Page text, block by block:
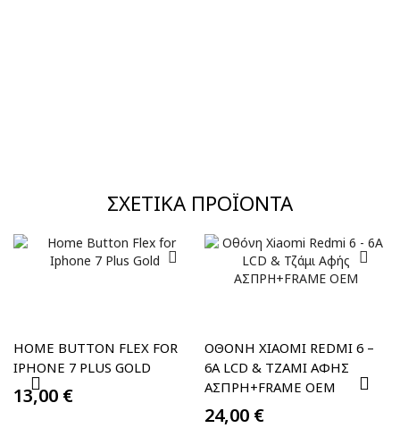
ΣΧΕΤΙΚΆ ΠΡΟΪΌΝΤΑ
HOME BUTTON FLEX FOR
IPHONE 7 PLUS GOLD
13,00 €
ΟΘΌΝΗ XIAOMI REDMI 6 –
6A LCD & ΤΖΆΜΙ ΑΦΉΣ
ΑΣΠΡΗ+FRAME OEM
24,00 €